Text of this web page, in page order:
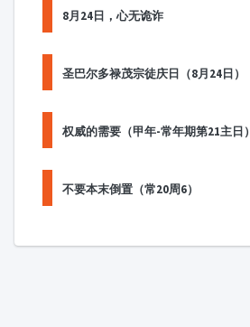
8月24日，心无诡诈
圣巴尔多禄茂宗徒庆日（8月24日）
权威的需要（甲年-常年期第21主日）
不要本末倒置（常20周6）